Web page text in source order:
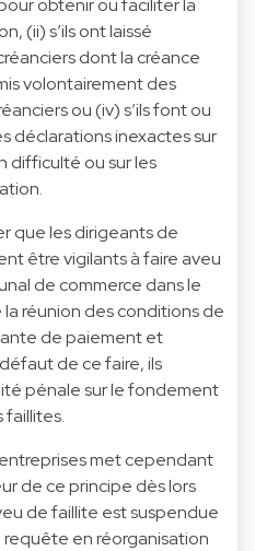
obtenir ou faciliter la
(ii) s’ils ont laissé
dont la créance
volontairement des
ou (iv) s’ils font ou
déclarations inexactes sur
difficulté ou sur les
que les dirigeants de
être vigilants à faire aveu
de commerce dans le
réunion des conditions de
de paiement et
de ce faire, ils
pénale sur le fondement
faillites.
met cependant
de ce principe dès lors
de faillite est suspendue
en réorganisation